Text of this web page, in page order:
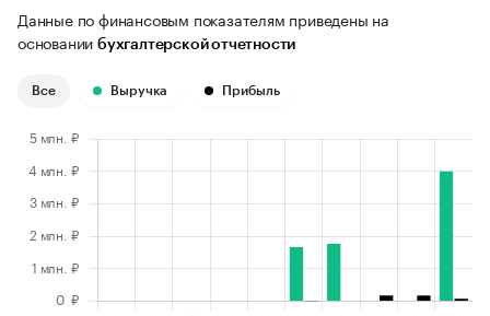
Данные по финансовым показателям приведены на
основании бухгалтерской отчетности
Все Выручка Прибыль